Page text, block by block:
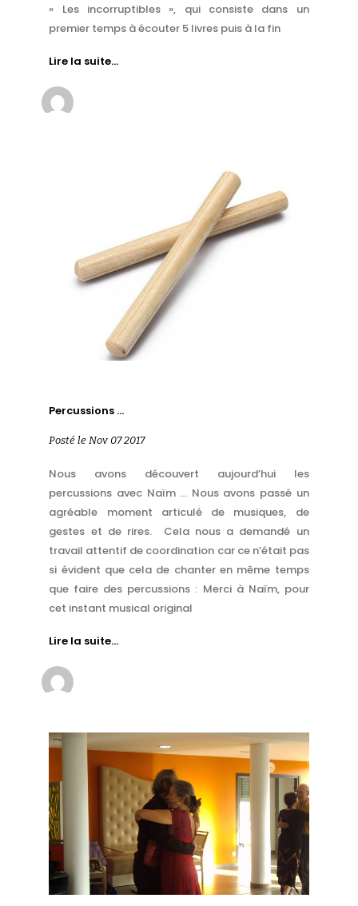
« Les incorruptibles », qui consiste dans un
premier temps à écouter 5 livres puis à la fin
Lire la suite…
Percussions …
Posté le Nov 07 2017
Nous avons découvert aujourd’hui les
percussions avec Naïm … Nous avons passé un
agréable moment articulé de musiques, de
gestes et de rires. Cela nous a demandé un
travail attentif de coordination car ce n’était pas
si évident que cela de chanter en même temps
que faire des percussions : Merci à Naïm, pour
cet instant musical original
Lire la suite…